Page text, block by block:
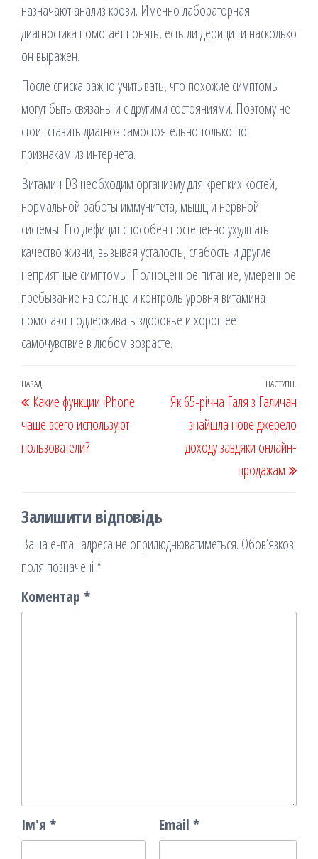
назначают анализ крови. Именно лабораторная
диагностика помогает понять, есть ли дефицит и насколько
он выражен.
После списка важно учитывать, что похожие симптомы
могут быть связаны и с другими состояниями. Поэтому не
стоит ставить диагноз самостоятельно только по
признакам из интернета.
Витамин D3 необходим организму для крепких костей,
нормальной работы иммунитета, мышц и нервной
системы. Его дефицит способен постепенно ухудшать
качество жизни, вызывая усталость, слабость и другие
неприятные симптомы. Полноценное питание, умеренное
пребывание на солнце и контроль уровня витамина
помогают поддерживать здоровье и хорошее
самочувствие в любом возрасте.
Навігація
записів
Попередній
запис
НАЗАД
Какие функции iPhone
чаще всего используют
пользователи?
НАСТУПН.
Як 65-річна Галя з Галичан
знайшла нове джерело
доходу завдяки онлайн-
продажам
Залишити відповідь
Ваша e-mail адреса не оприлюднюватиметься. Обов’язкові
поля позначені *
Коментар *
Ім'я * Email *